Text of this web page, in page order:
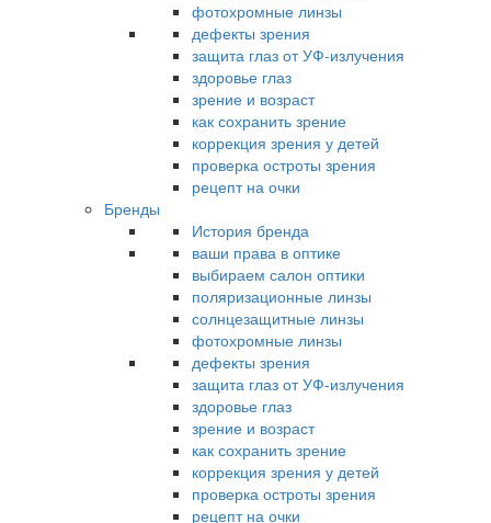
фотохромные линзы
дефекты зрения
защита глаз от УФ-излучения
здоровье глаз
зрение и возраст
как сохранить зрение
коррекция зрения у детей
проверка остроты зрения
рецепт на очки
Бренды
История бренда
ваши права в оптике
выбираем салон оптики
поляризационные линзы
солнцезащитные линзы
фотохромные линзы
дефекты зрения
защита глаз от УФ-излучения
здоровье глаз
зрение и возраст
как сохранить зрение
коррекция зрения у детей
проверка остроты зрения
рецепт на очки